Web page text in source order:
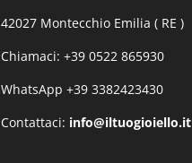
42027 Montecchio Emilia ( RE )
Chiamaci: +39 0522 865930
WhatsApp +39 3382423430
Contattaci: info@iltuogioiello.it